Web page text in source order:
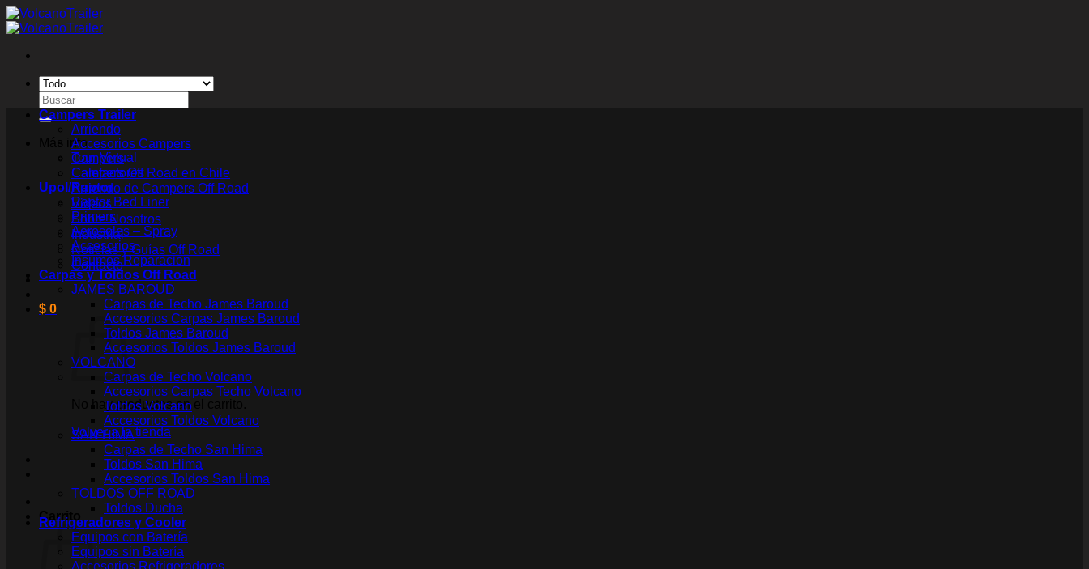
Saltar
al
Buscar
por:
Más info
Tour Virtual
Campers Off Road en Chile
Arriendo de Campers Off Road
Videos
Sobre Nosotros
Industrial
Noticias y Guías Off Road
Contacto
$ 0
No hay productos en el carrito.
Volver a la tienda
Carrito
Campers Trailer
Arriendo
Accesorios Campers
Campers
Calefactores
Upol/Raptor
Raptor Bed Liner
Primers
Aerosoles – Spray
Accesorios
Insumos Reparacion
Carpas y Toldos Off Road
JAMES BAROUD
Carpas de Techo James Baroud
Accesorios Carpas James Baroud
Toldos James Baroud
Accesorios Toldos James Baroud
VOLCANO
Carpas de Techo Volcano
Accesorios Carpas Techo Volcano
Toldos Volcano
Accesorios Toldos Volcano
SAN HIMA
Carpas de Techo San Hima
Toldos San Hima
Accesorios Toldos San Hima
TOLDOS OFF ROAD
Toldos Ducha
Refrigeradores y Cooler
Equipos con Batería
Equipos sin Batería
Accesorios Refrigeradores